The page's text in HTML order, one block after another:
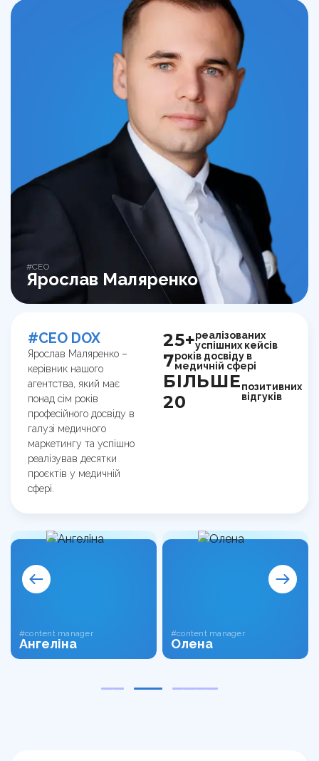
#CEO
Ярослав Маляренко
#CEO DOX
Ярослав Маляренко –
керівник нашого
агентства, який має
понад сім років
професійного досвіду в
галузі медичного
маркетингу та успішно
реалізував десятки
проєктів у медичній
сфері.
25+реалізованих
успішних кейсів
7років досвіду в
медичній сфері
БІЛЬШЕ
20
позитивних
відгуків
#content manager
Ангеліна
#content manager
Олена